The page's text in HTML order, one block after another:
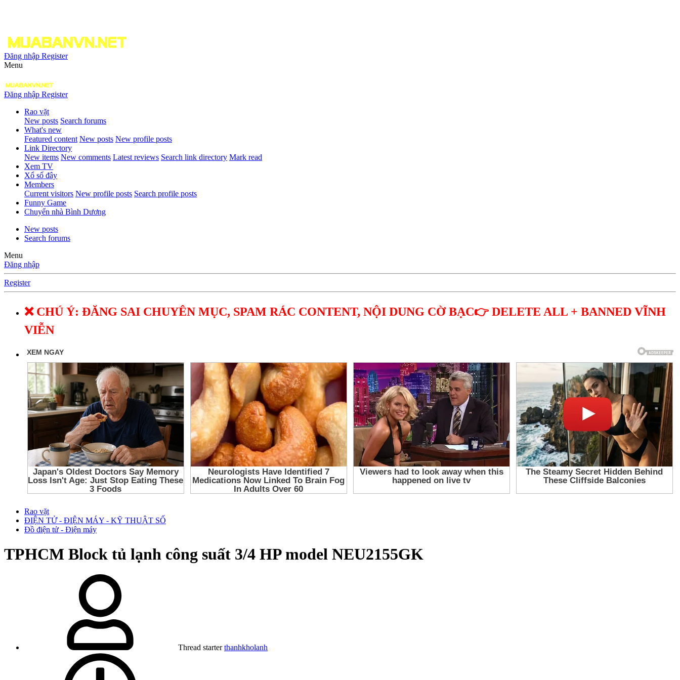
Đăng nhập Register
Menu
Đăng nhập Register
Rao vặt
New posts Search forums
What's new
Featured content New posts New profile posts
Link Directory
New items New comments Latest reviews Search link directory Mark read
Xem TV
Xổ số đây
Members
Current visitors New profile posts Search profile posts
Funny Game
Chuyển nhà Bình Dương
New posts
Search forums
Menu
Đăng nhập
Register
❌ CHÚ Ý: ĐĂNG SAI CHUYÊN MỤC, SPAM RÁC CONTENT, NỘI DUNG CỜ BẠC👉 DELETE ALL + BANNED VĨNH
VIỄN
Rao vặt
ĐIỆN TỬ - ĐIỆN MÁY - KỸ THUẬT SỐ
Đồ điện tử - Điện máy
TPHCM Block tủ lạnh công suất 3/4 HP model NEU2155GK
Thread starter thanhkholanh